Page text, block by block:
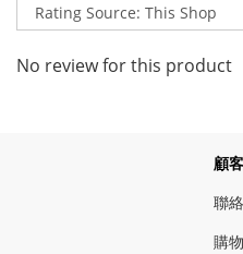
No review for this product
顧
聯
購